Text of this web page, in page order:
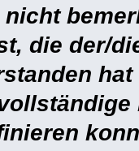
nicht
die der/